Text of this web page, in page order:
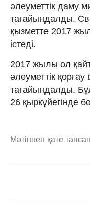
әлеуметтік даму
тағайындалды.
қызметте 2017
істеді.
2017 жылы ол
әлеуметтік
тағайындалды.
26 ​​қыркүйегінде
Мәтіннен қате